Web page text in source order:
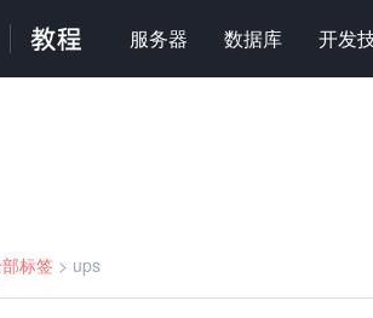
服务器 数据库 开发
标签 > ups